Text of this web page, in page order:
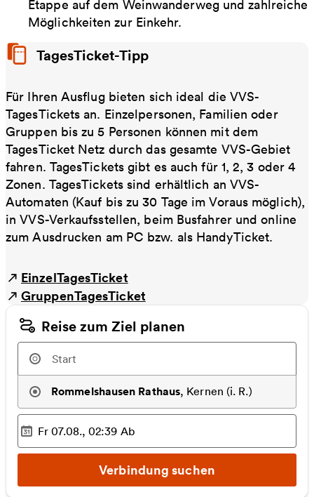
Etappe auf dem Weinwanderweg und zahlreiche
Möglichkeiten zur Einkehr.
TagesTicket-Tipp
Für Ihren Ausflug bieten sich ideal die VVS-
TagesTickets an. Einzelpersonen, Familien oder
Gruppen bis zu 5 Personen können mit dem
TagesTicket Netz durch das gesamte VVS-Gebiet
fahren. TagesTickets gibt es auch für 1, 2, 3 oder 4
Zonen. TagesTickets sind erhältlich an VVS-
Automaten (Kauf bis zu 30 Tage im Voraus möglich),
in VVS-Verkaufsstellen, beim Busfahrer und online
zum Ausdrucken am PC bzw. als HandyTicket.
EinzelTagesTicket
GruppenTagesTicket
Reise zum Ziel planen
Rommelshausen Rathaus, Kernen (i. R.)
Ausgewählter Zeitpunkt
Fr 07.08., 02:39 Ab
Verbindung suchen